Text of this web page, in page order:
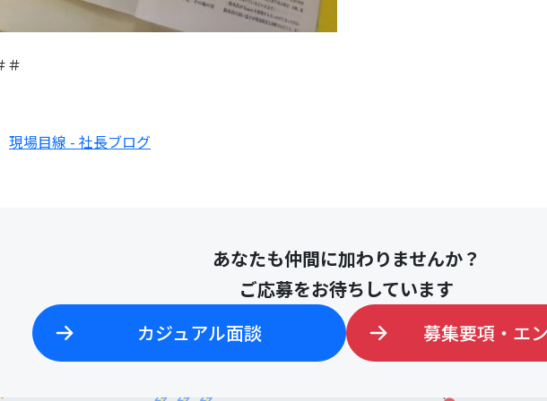
＃
現場目線 - 社長ブログ
あなたも仲間に加わりませんか？
ご応募をお待ちしています
カジュアル面談
募集要項・エ